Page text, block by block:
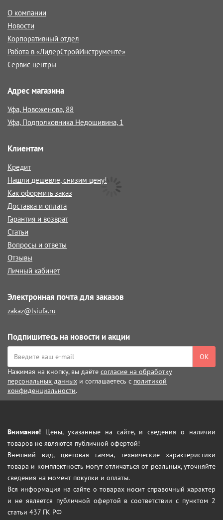
О компании
Новости
Корпоративный отдел
Работа в «ЛидерСтройИнструменте»
Сервис-центры
Адрес магазина
Уфа, Новоженова, 88
Уфа, Подполковника Недошивина, 1
Клиентам
Кредит
Нашли дешевле, снизим цену!
Как оформить заказ
Доставка и оплата
Гарантия и возврат
Статьи
Вопросы и ответы
Отзывы
Личный кабинет
Электронная почта для заказов
zakaz@lsiufa.ru
Подпишитесь на новости и акции
ОК
Нажимая на кнопку, вы даёте согласие на обработку
персональных данных и соглашаетесь с политикой
конфиденциальности.
Внимание! Цены, указанные на сайте, и сведения о наличии
товаров не являются публичной офертой!
Внешний вид, цветовая гамма, технические характеристики
товара и комплектность могут отличаться от реальных, уточняйте
сведения на момент покупки и оплаты.
Вся информация на сайте о товарах носит справочный характер
и не является публичной офертой в соответствии с пунктом 2
статьи 437 ГК РФ